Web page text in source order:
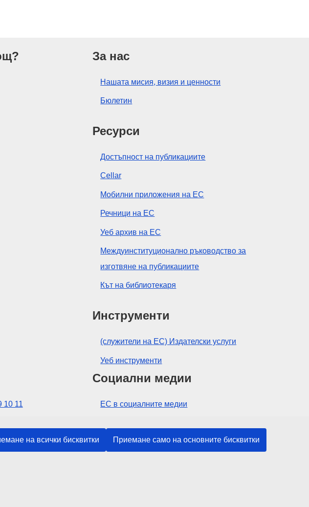
на всички бисквитки Приемане само на основните бисквитки
За нас
Нашата мисия, визия и ценности
Бюлетин
Ресурси
Достъпност на публикациите
Cellar
Мобилни приложения на ЕС
Речници на ЕС
Уеб архив на ЕС
Междуинституционално ръководство за
изготвяне на публикациите
Кът на библиотекаря
Инструменти
(служители на ЕС) Издателски услуги
Уеб инструменти
10 11
за връзка
Социални медии
ЕС в социалните медии
Институции и органи на ЕС